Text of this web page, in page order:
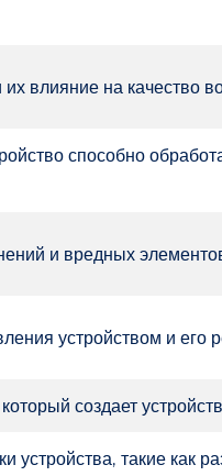
влияние на качество
способно
и вредных
устройством и его
создает
устройства, такие как